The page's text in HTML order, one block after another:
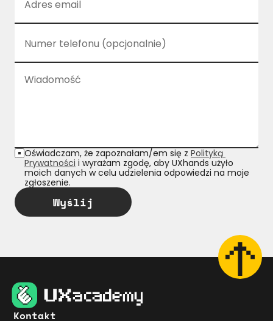
Oświadczam, że zapoznałam/em się z Polityką
Prywatności i wyrażam zgodę, aby UXhands użyło
moich danych w celu udzielenia odpowiedzi na moje
zgłoszenie.
Wyślij
Kontakt